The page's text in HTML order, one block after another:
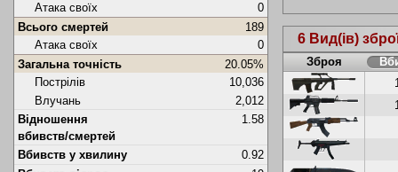
Атака своїх
0
Всього смертей
189
Атака своїх
0
Загальна точність
20.05%
Пострілів
10,036
Влучань
2,012
Відношення
вбивств/смертей
1.58
Вбивств у хвилину
0.92
6 Вид(ів)
Зброя